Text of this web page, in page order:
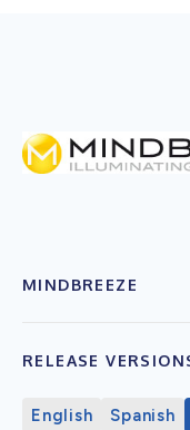
MINDBREEZE
RELEASE
English Spanish